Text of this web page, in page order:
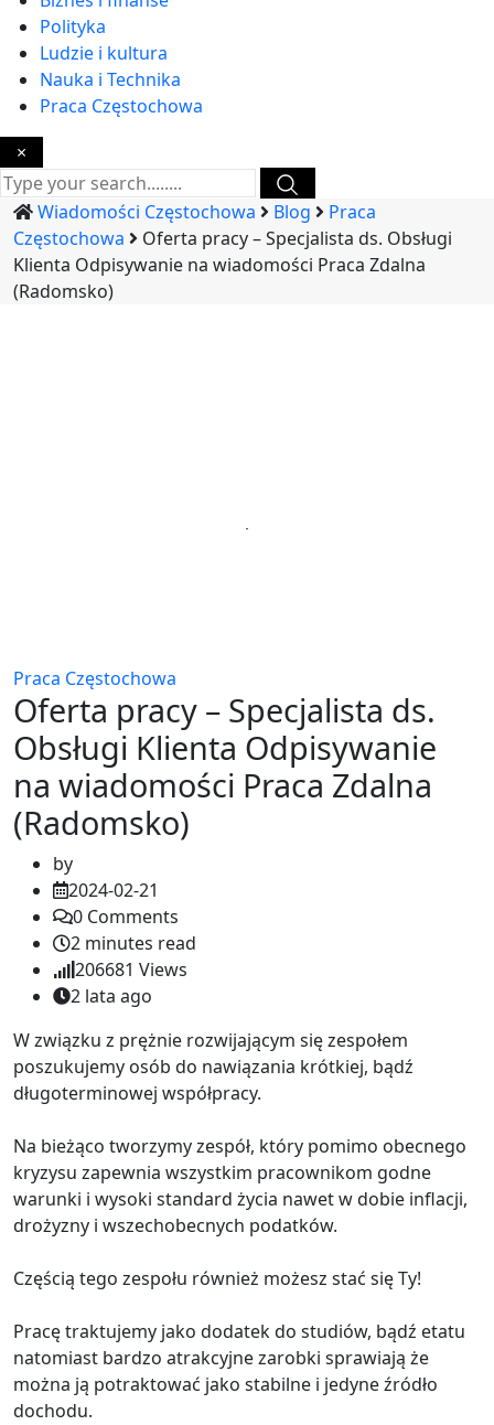
Polityka
Ludzie i kultura
Nauka i Technika
Praca Częstochowa
×
Wiadomości Częstochowa Blog
Praca
Częstochowa
Oferta pracy – Specjalista ds. Obsługi
Klienta Odpisywanie na wiadomości Praca Zdalna
(Radomsko)
Praca Częstochowa
Oferta pracy – Specjalista ds.
Obsługi Klienta Odpisywanie
na wiadomości Praca Zdalna
(Radomsko)
by
2024-02-21
0 Comments
2 minutes read
206681 Views
2 lata ago
W związku z prężnie rozwijającym się zespołem
poszukujemy osób do nawiązania krótkiej, bądź
długoterminowej współpracy.
Na bieżąco tworzymy zespół, który pomimo obecnego
kryzysu zapewnia wszystkim pracownikom godne
warunki i wysoki standard życia nawet w dobie inflacji,
drożyzny i wszechobecnych podatków.
Częścią tego zespołu również możesz stać się Ty!
Pracę traktujemy jako dodatek do studiów, bądź etatu
natomiast bardzo atrakcyjne zarobki sprawiają że
można ją potraktować jako stabilne i jedyne źródło
dochodu.